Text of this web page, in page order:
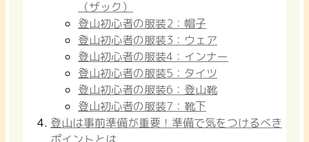
（ザック）
登山初心者の服装2：帽子
登山初心者の服装3：ウェア
登山初心者の服装4：インナー
登山初心者の服装5：タイツ
登山初心者の服装6：登山靴
登山初心者の服装7：靴下
登山は事前準備が重要！準備で気をつけるべき